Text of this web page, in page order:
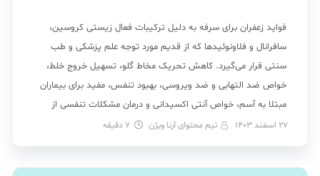
فواید زعفران برای سرفه به دلیل ترکیبات فعال زیستی کروسین،
سافرانال و فلاونوئیدها که از قدیم مورد توجه علم پزشکی و طب
سنتی قرار می‌گیرد. کاهش تحریک مخاط گلو، تسهیل خروج خلط،
خواص ضد التهابی و ضد ویروسی، بهبود تنفس، مفید برای بیماران
مبتلا به آسم، خواص آنتی اکسیدانی و درمان مشکلات تنفسی از
خواص […]
27 اسفند 1403 تیم محتوای آرنا ویژن 7 دقیقه